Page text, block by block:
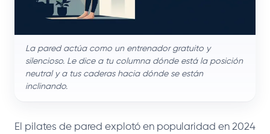
La pared actúa como un entrenador gratuito y
silencioso. Le dice a tu columna dónde está la posición
neutral y a tus caderas hacia dónde se están
inclinando.
El pilates de pared explotó en popularidad en 2024